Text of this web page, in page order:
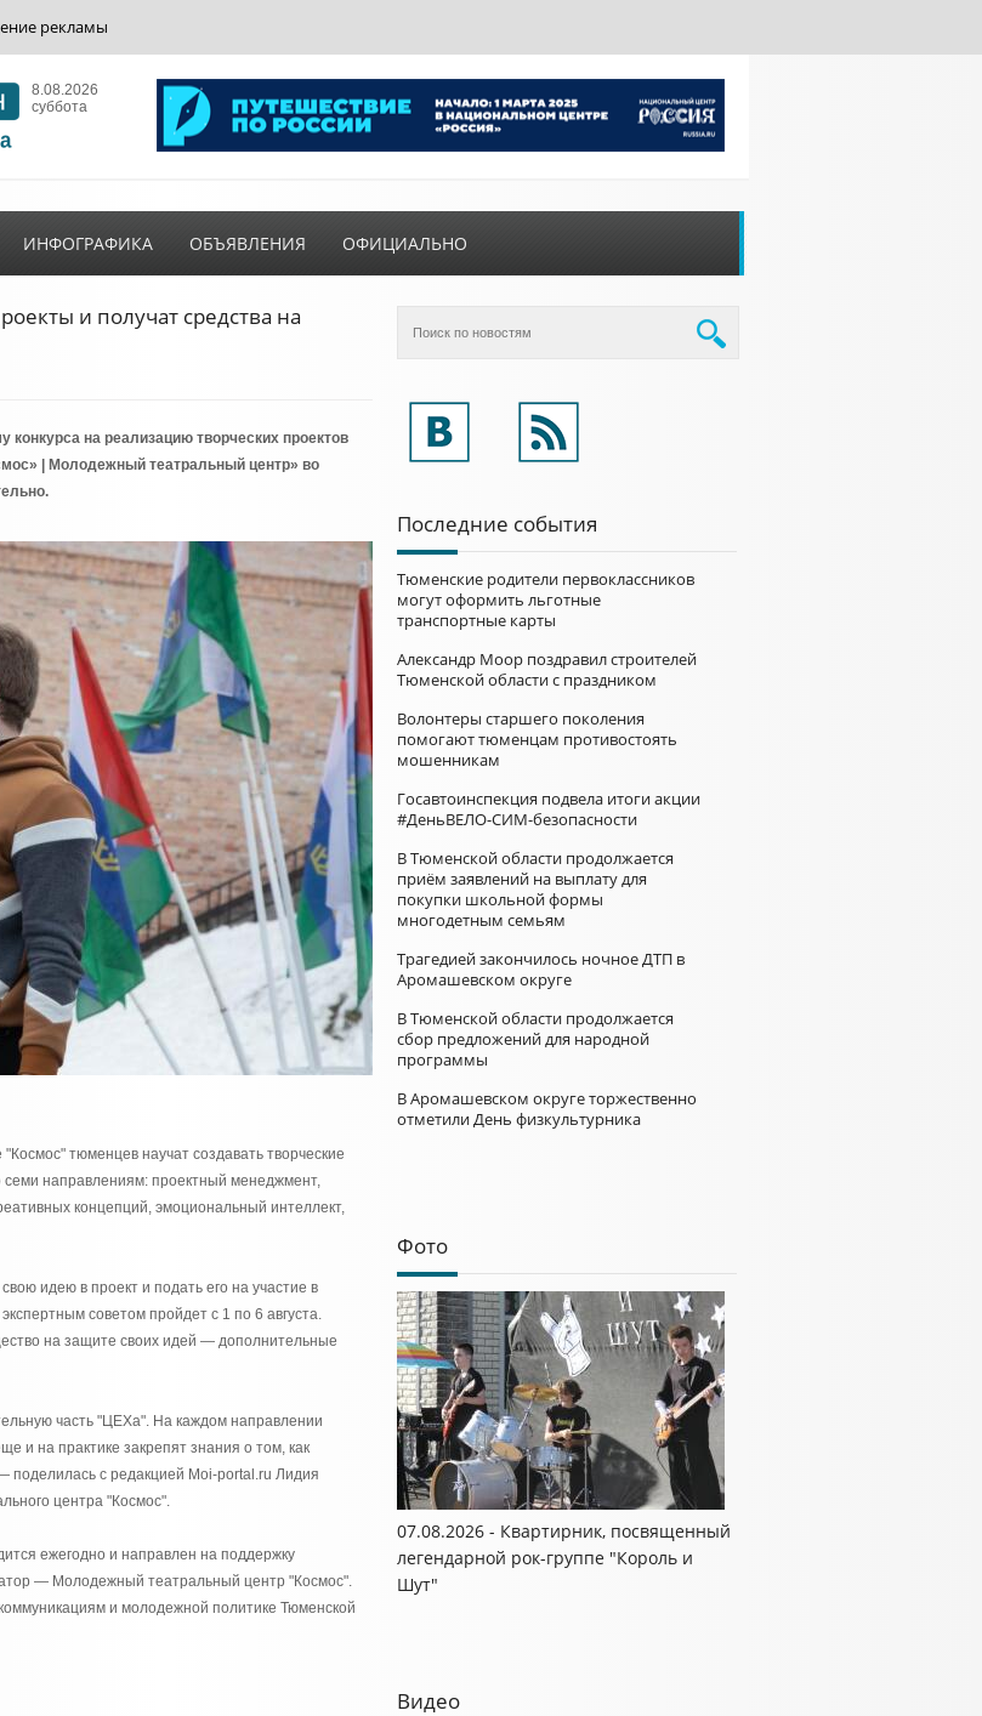
рекламы
8.08.2026
суббота
ИНФОГРАФИКА ОБЪЯВЛЕНИЯ ОФИЦИАЛЬНО
и получат средства на
на реализацию творческих проектов
| Молодежный театральный центр» во
тюменцев научат создавать творческие
направлениям: проектный менеджмент,
концепций, эмоциональный интеллект,
идею в проект и подать его на участие в
советом пройдет с 1 по 6 августа.
на защите своих идей — дополнительные
часть "ЦЕХа". На каждом направлении
и на практике закрепят знания о том, как
с редакцией Moi-portal.ru Лидия
центра "Космос".
ежегодно и направлен на поддержку
— Молодежный театральный центр "Космос".
и молодежной политике Тюменской
Последние события
Тюменские родители первоклассников
могут оформить льготные
транспортные карты
Александр Моор поздравил строителей
Тюменской области с праздником
Волонтеры старшего поколения
помогают тюменцам противостоять
мошенникам
Госавтоинспекция подвела итоги акции
#ДеньВЕЛО-СИМ-безопасности
В Тюменской области продолжается
приём заявлений на выплату для
покупки школьной формы
многодетным семьям
Трагедией закончилось ночное ДТП в
Аромашевском округе
В Тюменской области продолжается
сбор предложений для народной
программы
В Аромашевском округе торжественно
отметили День физкультурника
Фото
07.08.2026 - Квартирник, посвященный
легендарной рок-группе "Король и
Шут"
Видео